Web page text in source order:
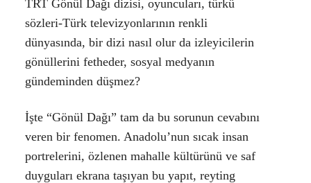
TRT Gönül Dağı dizisi, oyuncuları, türkü
sözleri-Türk televizyonlarının renkli
dünyasında, bir dizi nasıl olur da izleyicilerin
gönüllerini fetheder, sosyal medyanın
gündeminden düşmez?
İşte “Gönül Dağı” tam da bu sorunun cevabını
veren bir fenomen. Anadolu’nun sıcak insan
portrelerini, özlenen mahalle kültürünü ve saf
duyguları ekrana taşıyan bu yapıt, reyting